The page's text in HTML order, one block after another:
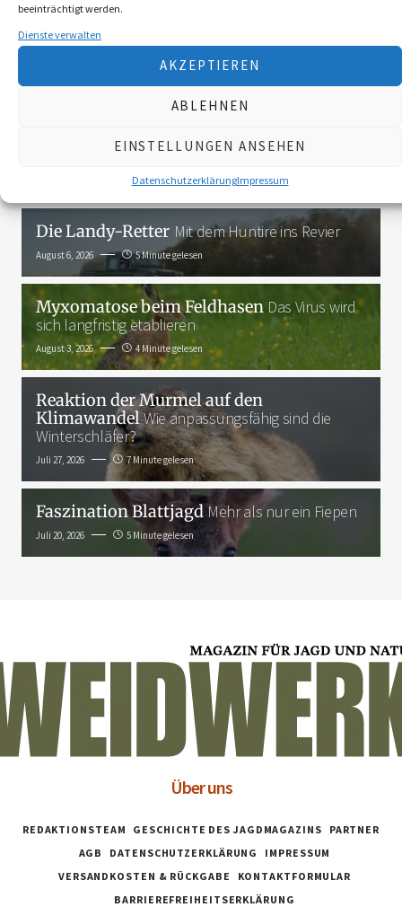
beeinträchtigt werden.
Dienste verwalten
AKZEPTIEREN
ABLEHNEN
EINSTELLUNGEN ANSEHEN
DatenschutzerklärungImpressum
Folgen Sie uns
3K
Die Landy-Retter Mit dem Huntire ins Revier
August 6, 2026 5 Minute gelesen
Myxomatose beim Feldhasen Das Virus wird
sich langfristig etablieren
August 3, 2026 4 Minute gelesen
Reaktion der Murmel auf den
KlimawandelWie anpassungsfähig sind die
Winterschläfer?
Juli 27, 2026 7 Minute gelesen
Faszination BlattjagdMehr als nur ein Fiepen
Juli 20, 2026 5 Minute gelesen
Über uns
REDAKTIONSTEAM GESCHICHTE DES JAGDMAGAZINS
PARTNER
AGB
DATENSCHUTZERKLÄRUNG
IMPRESSUM
VERSANDKOSTEN & RÜCKGABE
KONTAKTFORMULAR
BARRIEREFREIHEITSERKLÄRUNG